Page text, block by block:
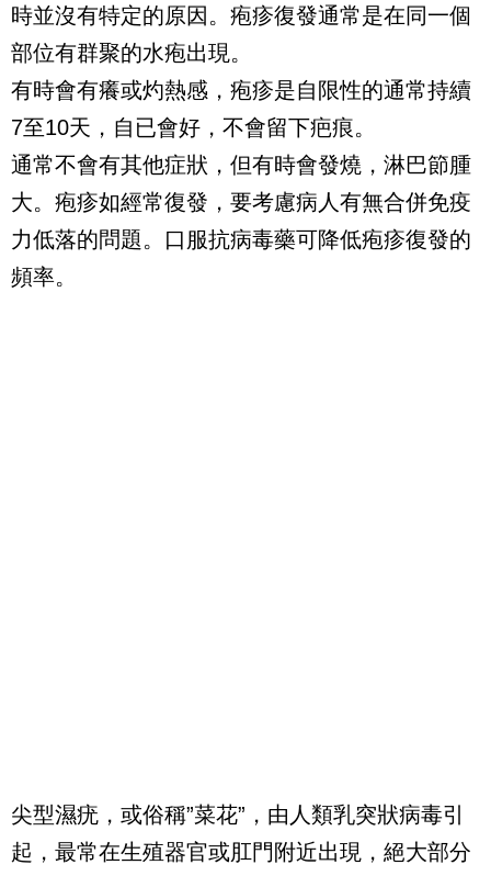
時並沒有特定的原因。疱疹復發通常是在同一個
部位有群聚的水疱出現。
有時會有癢或灼熱感，疱疹是自限性的通常持續
7至10天，自已會好，不會留下疤痕。
通常不會有其他症狀，但有時會發燒，淋巴節腫
大。疱疹如經常復發，要考慮病人有無合併免疫
力低落的問題。口服抗病毒藥可降低疱疹復發的
頻率。
尖型濕疣，或俗稱”菜花”，由人類乳突狀病毒引
起，最常在生殖器官或肛門附近出現，絕大部分